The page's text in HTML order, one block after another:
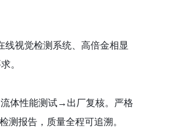
视觉检测系统、高倍金相显
。
体性能测试→出厂复核。严格
测报告，质量全程可追溯。